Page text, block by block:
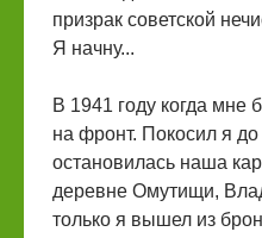
призрак советской
Я начну...
В 1941 году когда мне
на фронт. Покосил я до
остановилась наша
деревне Омутищи,
только я вышел из